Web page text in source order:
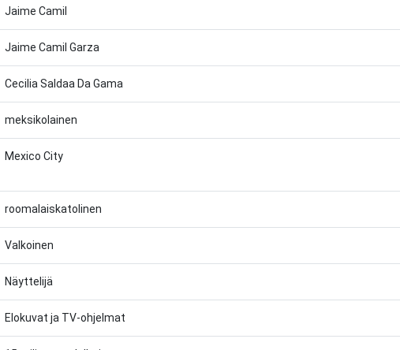
Jaime Camil
Jaime Camil Garza
Cecilia Saldaa Da Gama
meksikolainen
Mexico City
roomalaiskatolinen
Valkoinen
Näyttelijä
Elokuvat ja TV-ohjelmat